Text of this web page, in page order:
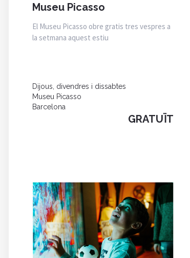
Museu Picasso
El Museu Picasso obre gratis tres vespres a
la setmana aquest estiu
Dijous, divendres i dissabtes
Museu Picasso
Barcelona
GRATUÏT